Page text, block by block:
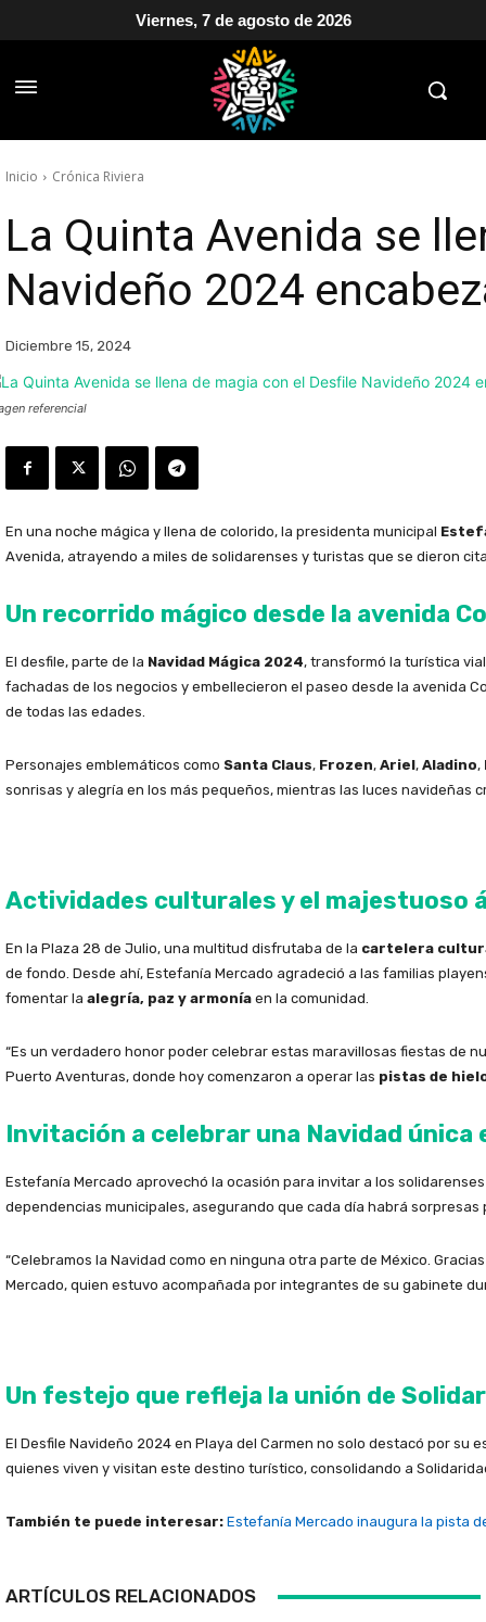
Viernes, 7 de agosto de 2026
Inicio Crónica Riviera
La Quinta Avenida se
Navideño 2024
Diciembre 15, 2024
referencial
En una noche mágica y llena de colorido, la presidenta municipal
Avenida, atrayendo a miles de solidarenses y turistas que se dieron
Un recorrido mágico desde la avenida
El desfile, parte de la Navidad Mágica 2024, transformó la turística
fachadas de los negocios y embellecieron el paseo desde la avenida
de todas las edades.
Personajes emblemáticos como Santa Claus, Frozen, Ariel, Aladino,
sonrisas y alegría en los más pequeños, mientras las luces navideñas
Actividades culturales y el majestuoso
En la Plaza 28 de Julio, una multitud disfrutaba de la cartelera
de fondo. Desde ahí, Estefanía Mercado agradeció a las familias
fomentar la alegría, paz y armonía en la comunidad.
“Es un verdadero honor poder celebrar estas maravillosas fiestas de
Puerto Aventuras, donde hoy comenzaron a operar las pistas de
Invitación a celebrar una Navidad única
Estefanía Mercado aprovechó la ocasión para invitar a los
dependencias municipales, asegurando que cada día habrá sorpresas
“Celebramos la Navidad como en ninguna otra parte de México.
Mercado, quien estuvo acompañada por integrantes de su gabinete
Un festejo que refleja la unión de
El Desfile Navideño 2024 en Playa del Carmen no solo destacó por
quienes viven y visitan este destino turístico, consolidando a
También te puede interesar: Estefanía Mercado inaugura la pista
ARTÍCULOS RELACIONADOS